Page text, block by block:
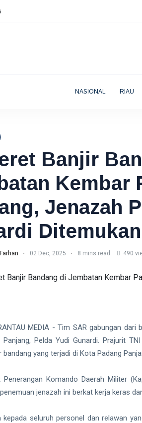
NASIONAL RIAU
Banjir
Kembar
Jenazah
Ditemukan
02 Dec, 2025 8 mins read 490
MEDIA - Tim SAR gabungan
Panjang, Pelda Yudi Gunardi. Prajurit
bandang yang terjadi di Kota Padang
Penerangan Komando Daerah Militer
jenazah ini berkat kerja keras
kepada seluruh personel dan relawan